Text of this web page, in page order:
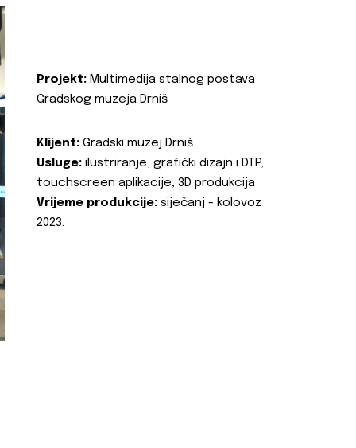
Projekt: Multimedija stalnog postava
Gradskog muzeja Drniš
Klijent: Gradski muzej Drniš
Usluge: ilustriranje, grafički dizajn i DTP,
touchscreen aplikacije, 3D produkcija
Vrijeme produkcije: siječanj - kolovoz
2023.